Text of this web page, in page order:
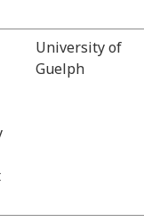
University of
Guelph